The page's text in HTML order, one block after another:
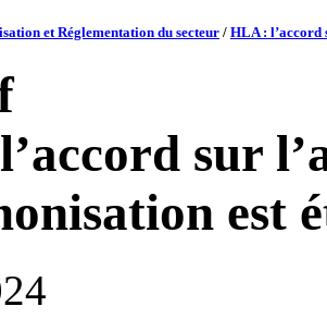
et Réglementation du secteur / HLA : l’accord
sur
est